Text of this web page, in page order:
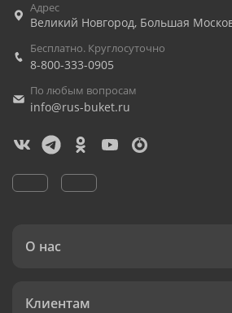
Адрес
Великий Новгород, Большая
Бесплатно. Круглосуточно
8-800-333-0905
По любым вопросам
info@rus-buket.ru
О нас
Клиентам